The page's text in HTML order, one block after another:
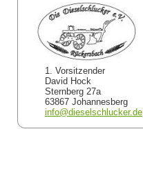
1. Vorsitzender
David Hock
Sternberg 27a
63867 Johannesberg
info@dieselschlucker.de